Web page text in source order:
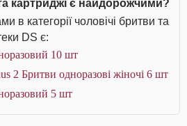
картриджі є найдорожчими?
в категорії чоловічі бритви та
DS є:
10 шт
2 Бритви одноразові жіночі 6 шт
5 шт